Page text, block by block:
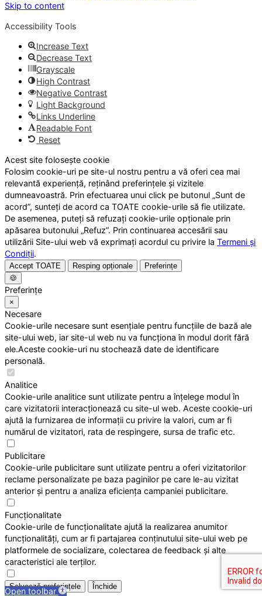
Skip to content
Open toolbar
Accessibility Tools
Increase Text
Decrease Text
Grayscale
High Contrast
Negative Contrast
Light Background
Links Underline
Readable Font
Reset
Acest site folosește cookie
Folosim cookie-uri pe site-ul nostru pentru a vă oferi cea mai
relevantă experiență, reținând preferințele și vizitele
dumneavoastră. Prin efectuarea unui click pe butonul „Sunt de
acord”, sunteți de acord ca TOATE cookie-urile să fie utilizate.
De asemenea, puteți să refuzați cookie-urile opționale prin
apăsarea butonului „Refuz”. Prin continuarea accesării sau
utilizării Site-ului web vă exprimați acordul cu privire la Termeni și
Condiții.
Accept TOATE Resping opționale
Preferințe
🍪
Preferințe
×
Necesare
Cookie-urile necesare sunt esențiale pentru funcțiile de bază ale
site-ului web, iar site-ul web nu va funcționa în modul dorit fără
ele.Aceste cookie-uri nu stochează date de identificare
personală.
Analitice
Cookie-urile analitice sunt utilizate pentru a înțelege modul în
care vizitatorii interacționează cu site-ul web. Aceste cookie-uri
ajută la furnizarea de informații cu privire la valori, cum ar fi
numărul de vizitatori, rata de respingere, sursa de trafic etc.
Publicitare
Cookie-urile publicitare sunt utilizate pentru a oferi vizitatorilor
reclame personalizate pe baza paginilor pe care le-au vizitat
anterior și pentru a analiza eficiența campaniei publicitare.
Funcționalitate
Cookie-urile de funcționalitate ajută la realizarea anumitor
funcționalități, cum ar fi partajarea conținutului site-ului web pe
platformele de socializare, colectarea de feedback și alte
caracteristici ale terților.
Salvează preferințele Închide